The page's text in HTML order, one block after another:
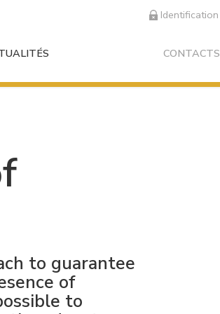
Identification
CONTACTS
to guarantee
of
to